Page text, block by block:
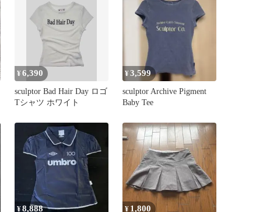
¥6,390
sculptor Bad Hair Day ロゴ
Tシャツ ホワイト
¥3,599
sculptor Archive Pigment
Baby Tee
¥8,888 ¥ 1,800